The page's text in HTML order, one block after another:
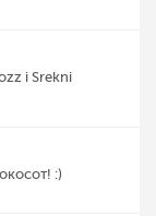
i Srekni
:)